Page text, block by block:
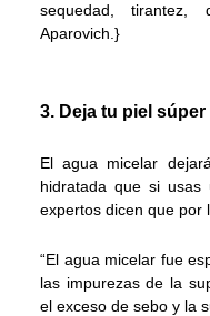
sequedad, tirantez,
Aparovich.}
3. Deja tu piel
El agua micelar
hidratada que si
expertos dicen que por
“El agua micelar fue
las impurezas de la
el exceso de sebo y la